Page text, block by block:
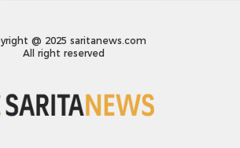
@ 2025 saritanews.com
All right reserved